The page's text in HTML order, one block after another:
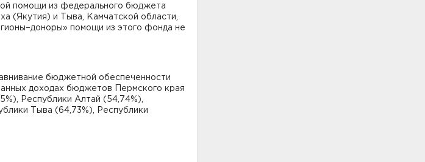
помощи из федерального бюджета
(Якутия) и Тыва, Камчатской области,
помощи из этого фонда не
бюджетной обеспеченности
доходах бюджетов Пермского края
Республики Алтай (54,74%),
Тыва (64,73%), Республики